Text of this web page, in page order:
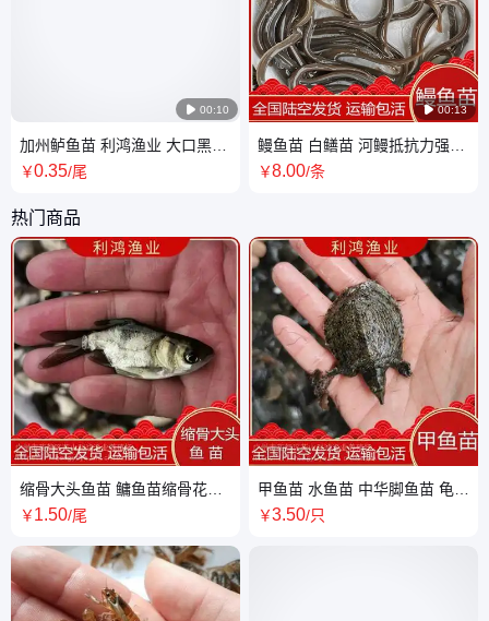
 00:10
加州鲈鱼苗 利鸿渔业 大口黑鲈
苗场地 淡水成活率高 提供养殖
￥0.35/尾
 00:13
鳗鱼苗 白鳝苗 河鳗抵抗力强少
病害适应强种类多可选
￥8.00/条
热门商品
缩骨大头鱼苗 鳙鱼苗缩骨花鲢
水中奇葩 仙骨大头鱼 基地直发
￥1.50/尾
甲鱼苗 水鱼苗 中华脚鱼苗 龟类
全国包活发货 鳖鱼苗
￥3.50/只